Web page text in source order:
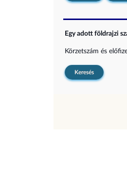
Egy adott földrajzi
Körzetszám és
Keresés